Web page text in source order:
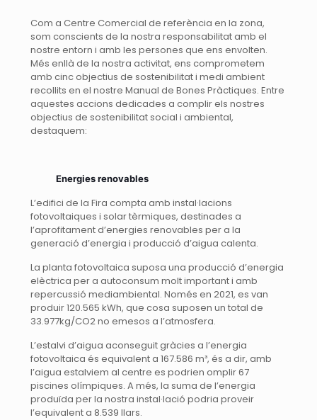
Com a Centre Comercial de referència en la zona,
som conscients de la nostra responsabilitat amb el
nostre entorn i amb les persones que ens envolten.
Més enllà de la nostra activitat, ens comprometem
amb cinc objectius de sostenibilitat i medi ambient
recollits en el nostre Manual de Bones Pràctiques. Entre
aquestes accions dedicades a complir els nostres
objectius de sostenibilitat social i ambiental,
destaquem:
Energies renovables
L’edifici de la Fira compta amb instal·lacions
fotovoltaiques i solar tèrmiques, destinades a
l’aprofitament d’energies renovables per a la
generació d’energia i producció d’aigua calenta.
La planta fotovoltaica suposa una producció d’energia
elèctrica per a autoconsum molt important i amb
repercussió mediambiental. Només en 2021, es van
produir 120.565 kWh, que cosa suposen un total de
33.977kg/CO2 no emesos a l’atmosfera.
L’estalvi d’aigua aconseguit gràcies a l’energia
fotovoltaica és equivalent a 167.586 m³, és a dir, amb
l’aigua estalviem al centre es podrien omplir 67
piscines olímpiques. A més, la suma de l’energia
produïda per la nostra instal·lació podria proveir
l’equivalent a 8.539 llars.